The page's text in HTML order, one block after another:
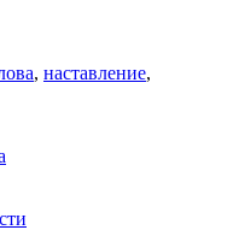
, наставление,